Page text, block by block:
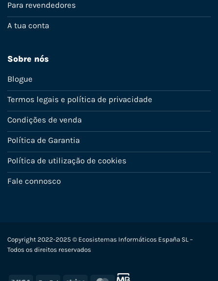
Para revendedores
A tua conta
Sobre nós
Blogue
Termos legais e política de privacidade
Condições de venda
Política de Garantia
Política de utilização de cookies
Fale connosco
Copyright 2022-2025 © Ecosistemas Informáticos España SL –
Todos os direitos reservados